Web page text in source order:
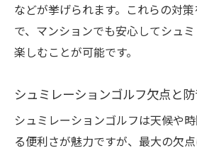
などが挙げられます。これらの対
で、マンションでも安心してシュ
楽しむことが可能です。
シュミレーションゴルフ欠点と
シュミレーションゴルフは天候や
る便利さが魅力ですが、最大の欠